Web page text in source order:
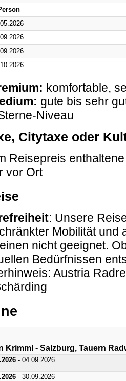
komfortable,
gute bis sehr
Niveau
Citytaxe oder
Reisepreis
vor Ort
: Unsere
Mobilität und
nicht geeignet.
Bedürfnissen
Austria
Krimml - Salzburg, Tauern
- 04.09.2026
- 30.09.2026